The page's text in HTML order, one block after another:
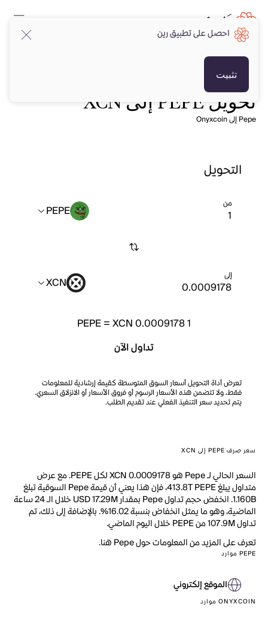
تحويل PEPE إلى XCN
Pepe إلى Onyxcoin
التحويل
من PEPE
إلى XCN
1
PEPE=XCN 0.0009178
تداول الآن
تعرض أداة التحويل أسعار السوق المتوسطة كقيمة إرشادية للمعلومات
فقط، ولا تتضمن هذه الأسعار الرسوم أو فروق الأسعار أو الانزلاق السعري.
يتم تحديد سعر التنفيذ الفعلي عند تقديم الطلب.
سعر صرف PEPE إلى XCN
السعر الحالي لـ Pepe هو XCN 0.0009178 لكل PEPE. مع عرض
متداول يبلغ 413.8T PEPE، فإن هذا يعني أن قيمة Pepe السوقية تبلغ
1.160B. انخفض حجم تداول Pepe بمقدار USD 17.29M خلال الـ 24 ساعة
الماضية، وهو ما يمثل انخفاض بنسبة 16.02%. بالإضافة إلى ذلك، تم
تداول 107.9M من PEPE خلال اليوم الماضي.
تعرف على المزيد من المعلومات حول Pepe هنا.
PEPE موارد
الموقع إلكتروني
ONYXCOIN موارد
احصل على تطبيق رين
تثبيت